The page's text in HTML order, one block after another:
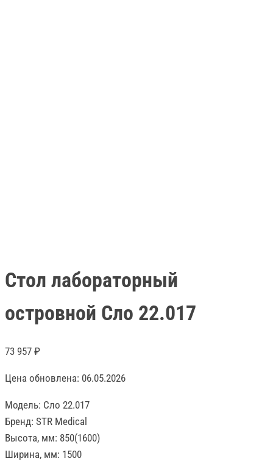
Стол лабораторный
островной Сло 22.017
73 957 ₽
Цена обновлена: 06.05.2026
Модель: Сло 22.017
Бренд: STR Medical
Высота, мм: 850(1600)
Ширина, мм: 1500